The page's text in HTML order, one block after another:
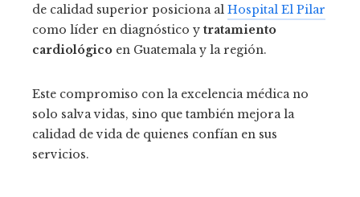
de calidad superior posiciona al Hospital El Pilar
como líder en diagnóstico y tratamiento
cardiológico en Guatemala y la región.
Este compromiso con la excelencia médica no
solo salva vidas, sino que también mejora la
calidad de vida de quienes confían en sus
servicios.